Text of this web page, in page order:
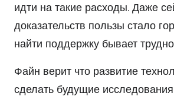
идти на такие расходы. Даже
доказательств пользы стало
найти поддержку бывает
Файн верит что развитие
сделать будущие